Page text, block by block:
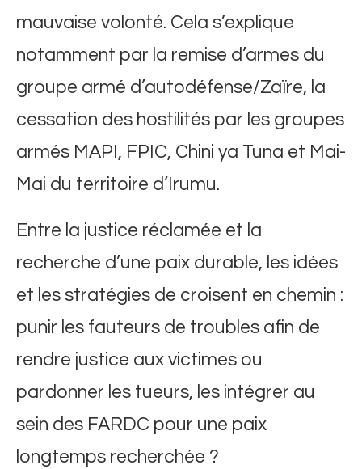
mauvaise volonté. Cela s’explique
notamment par la remise d’armes du
groupe armé d’autodéfense/Zaïre, la
cessation des hostilités par les groupes
armés MAPI, FPIC, Chini ya Tuna et Mai-
Mai du territoire d’Irumu.
Entre la justice réclamée et la
recherche d’une paix durable, les idées
et les stratégies de croisent en chemin :
punir les fauteurs de troubles afin de
rendre justice aux victimes ou
pardonner les tueurs, les intégrer au
sein des FARDC pour une paix
longtemps recherchée ?